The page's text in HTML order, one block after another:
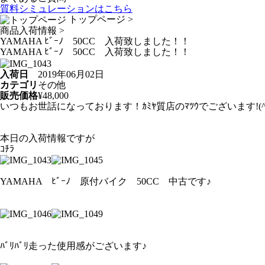
質料シミュレーションはこちら
トップページ >
商品入荷情報 >
YAMAHA ﾋﾞｰﾉ 50CC 入荷致しました！！
YAMAHA ﾋﾞｰﾉ 50CC 入荷致しました！！
入荷日
2019年06月02日
カテゴリ その他
販売価格¥48,000
いつもお世話になっております！ｶﾐﾔ質店のﾏﾂｳでございます
本日の入荷情報ですが
ｺﾁﾗ
YAMAHA ﾋﾞｰﾉ 原付バイク 50CC 中古です♪
ﾊﾞﾘﾊﾞﾘ走った使用感がございます♪